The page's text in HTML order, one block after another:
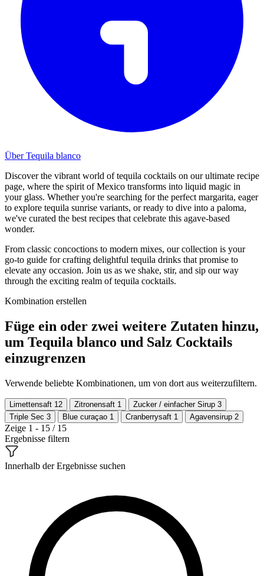
Über Tequila blanco
Discover the vibrant world of tequila cocktails on our ultimate recipe
page, where the spirit of Mexico transforms into liquid magic in
your glass. Whether you're searching for the perfect margarita, eager
to explore tequila sunrise variants, or ready to dive into a paloma,
we've curated the best recipes that celebrate this agave-based
wonder.
From classic concoctions to modern mixes, our collection is your
go-to guide for crafting delightful tequila drinks that promise to
elevate any occasion. Join us as we shake, stir, and sip our way
through the exciting realm of tequila cocktails.
Kombination erstellen
Füge ein oder zwei weitere Zutaten hinzu,
um Tequila blanco und Salz Cocktails
einzugrenzen
Verwende beliebte Kombinationen, um von dort aus weiterzufiltern.
Limettensaft 12 Zitronensaft 1 Zucker / einfacher Sirup 3
Triple Sec 3 Blue curaçao 1 Cranberrysaft 1 Agavensirup 2
Zeige 1 - 15 / 15
Ergebnisse filtern
Innerhalb der Ergebnisse suchen